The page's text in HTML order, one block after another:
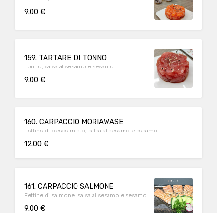
9.00 €
159. TARTARE DI TONNO
Tonno, salsa al sesamo e sesamo
9.00 €
160. CARPACCIO MORIAWASE
Fettine di pesce misto, salsa al sesamo e sesamo
12.00 €
161. CARPACCIO SALMONE
Fettine di salmone, salsa al sesamo e sesamo
9.00 €